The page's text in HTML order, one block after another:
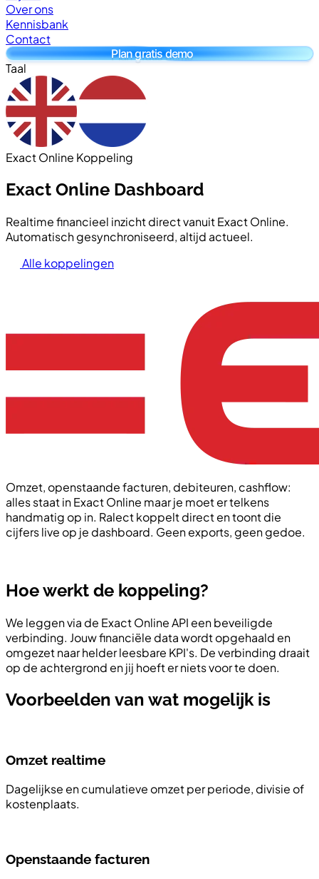
Over ons
Kennisbank
Contact
Plan gratis demo
Taal
Exact Online Koppeling
Exact Online Dashboard
Realtime financieel inzicht direct vanuit Exact Online.
Automatisch gesynchroniseerd, altijd actueel.
Alle koppelingen
Omzet, openstaande facturen, debiteuren, cashflow:
alles staat in Exact Online maar je moet er telkens
handmatig op in. Ralect koppelt direct en toont die
cijfers live op je dashboard. Geen exports, geen gedoe.
Hoe werkt de koppeling?
We leggen via de Exact Online API een beveiligde
verbinding. Jouw financiële data wordt opgehaald en
omgezet naar helder leesbare KPI's. De verbinding draait
op de achtergrond en jij hoeft er niets voor te doen.
Voorbeelden van wat mogelijk is
Omzet realtime
Dagelijkse en cumulatieve omzet per periode, divisie of
kostenplaats.
Openstaande facturen